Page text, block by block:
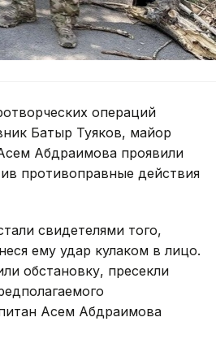
операций
Батыр Туяков, майор
Абдраимова проявили
противоправные действия
свидетелями того,
ему удар кулаком в лицо.
обстановку, пресекли
Асем Абдраимова